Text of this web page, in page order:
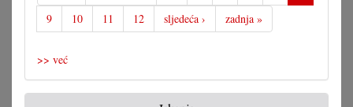
9
10 11 12 sljedeća › zadnja »
>> već